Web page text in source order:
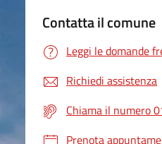
Contatta il comune
Leggi le domande
Richiedi assistenza
Chiama il numero
Prenota